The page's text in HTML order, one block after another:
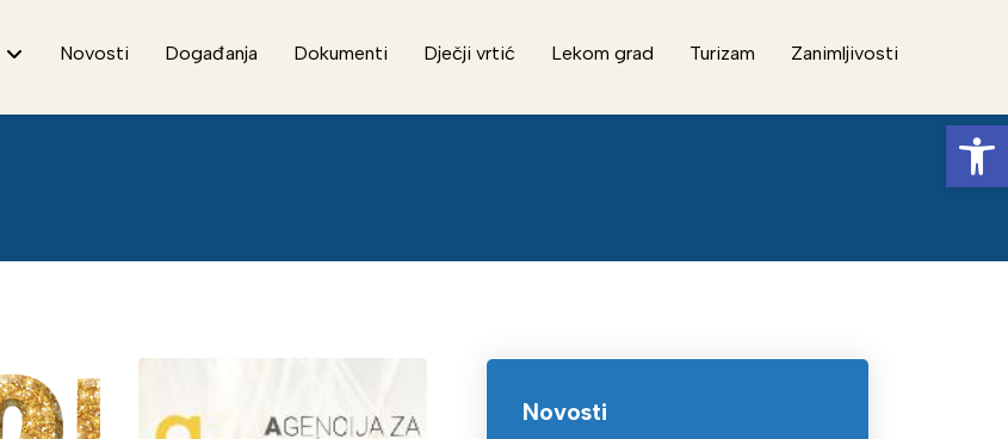
Novosti Događanja Dokumenti Dječji vrtić Lekom grad Turizam
Zanimljivosti
Novosti